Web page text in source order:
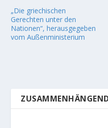
„Die griechischen
Gerechten unter den
Nationen“, herausgegeben
vom Außenministerium